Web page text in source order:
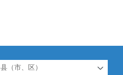
（市、区）